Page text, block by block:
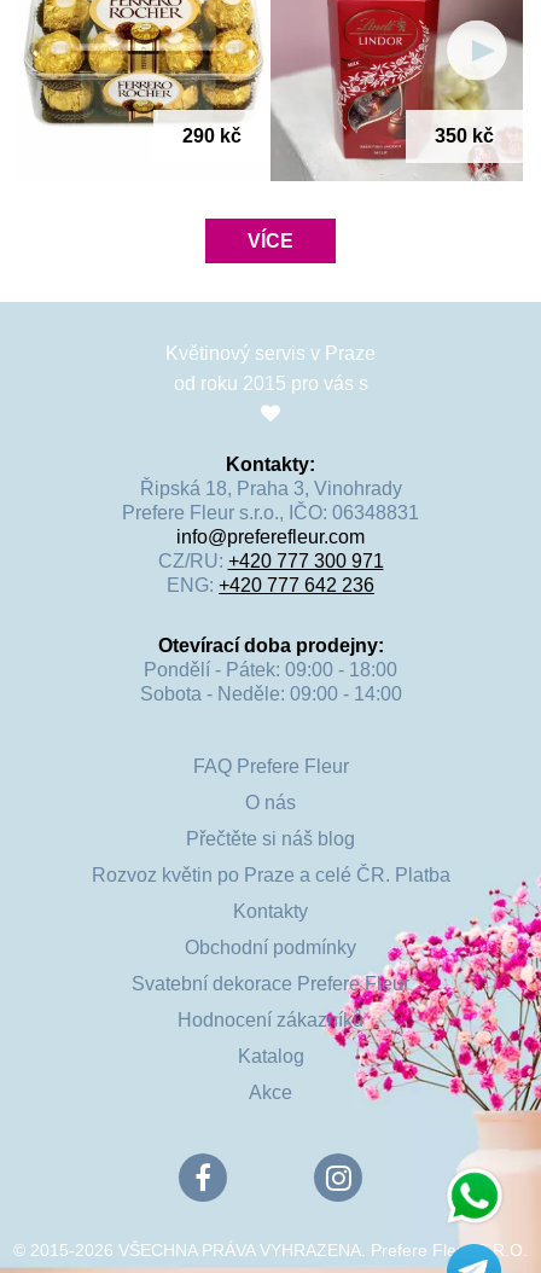
našem webu využít formou slev na další objednávky.
Darujte netradiční květy růží, které jsou elegantní a hodí se pro
každou příležitost.
290 kč 350 kč
VÍCE
Květinový servis v Praze
od roku 2015 pro vás s
Kontakty:
Řipská 18, Praha 3, Vinohrady
Prefere Fleur s.r.o., IČO: 06348831
info@preferefleur.com
CZ/RU: +420 777 300 971
ENG: +420 777 642 236
Otevírací doba prodejny:
Pondělí - Pátek: 09:00 - 18:00
Sobota - Neděle: 09:00 - 14:00
FAQ Prefere Fleur
O nás
Přečtěte si náš blog
Rozvoz květin po Praze a celé ČR. Platba
Kontakty
Obchodní podmínky
Svatební dekorace Prefere Fleur
Hodnocení zákazníků
Katalog
Akce
© 2015-2026 VŠECHNA PRÁVA VYHRAZENA. Prefere Fleur S.R.O.